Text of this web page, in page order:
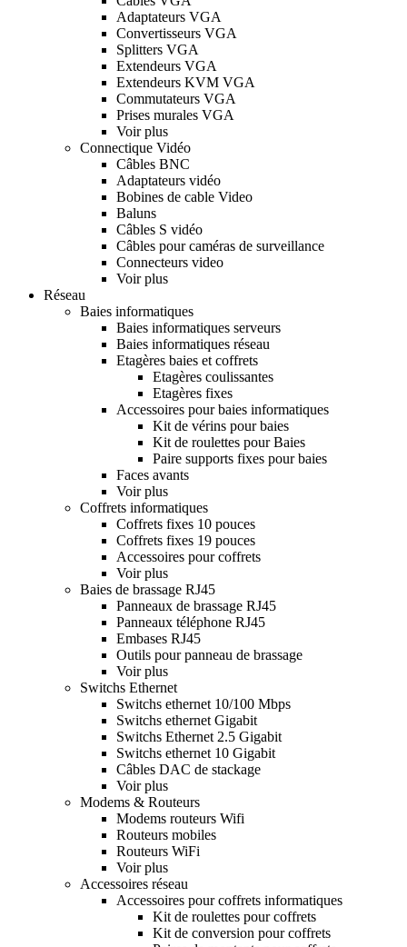
Adaptateurs VGA
Convertisseurs VGA
Splitters VGA
Extendeurs VGA
Extendeurs KVM VGA
Commutateurs VGA
Prises murales VGA
Voir plus
Connectique Vidéo
Câbles BNC
Adaptateurs vidéo
Bobines de cable Video
Baluns
Câbles S vidéo
Câbles pour caméras de surveillance
Connecteurs video
Voir plus
Réseau
Baies informatiques
Baies informatiques serveurs
Baies informatiques réseau
Etagères baies et coffrets
Etagères coulissantes
Etagères fixes
Accessoires pour baies informatiques
Kit de vérins pour baies
Kit de roulettes pour Baies
Paire supports fixes pour baies
Faces avants
Voir plus
Coffrets informatiques
Coffrets fixes 10 pouces
Coffrets fixes 19 pouces
Accessoires pour coffrets
Voir plus
Baies de brassage RJ45
Panneaux de brassage RJ45
Panneaux téléphone RJ45
Embases RJ45
Outils pour panneau de brassage
Voir plus
Switchs Ethernet
Switchs ethernet 10/100 Mbps
Switchs ethernet Gigabit
Switchs Ethernet 2.5 Gigabit
Switchs ethernet 10 Gigabit
Câbles DAC de stackage
Voir plus
Modems & Routeurs
Modems routeurs Wifi
Routeurs mobiles
Routeurs WiFi
Voir plus
Accessoires réseau
Accessoires pour coffrets informatiques
Kit de roulettes pour coffrets
Kit de conversion pour coffrets